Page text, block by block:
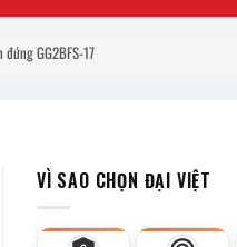
GG2BFS-17
VÌ SAO CHỌN ĐẠI VIỆT